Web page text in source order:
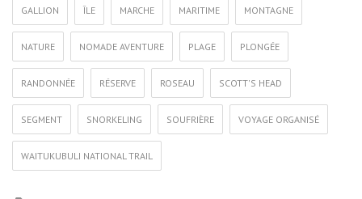
GALLION ÎLE MARCHE MARITIME MONTAGNE
NATURE NOMADE AVENTURE PLAGE PLONGÉE
RANDONNÉE RÉSERVE ROSEAU SCOTT'S HEAD
SEGMENT SNORKELING SOUFRIÈRE VOYAGE ORGANISÉ
WAITUKUBULI NATIONAL TRAIL